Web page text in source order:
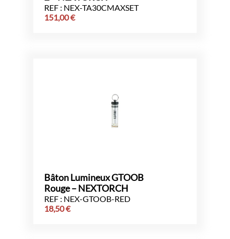
REF : NEX-TA30CMAXSET
151,00€
Bâton Lumineux GTOOB
Rouge – NEXTORCH
REF : NEX-GTOOB-RED
18,50€